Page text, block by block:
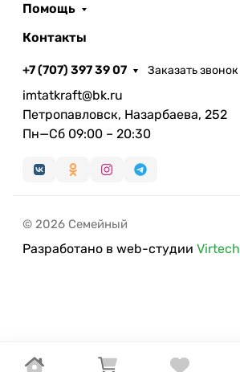
Помощь
Контакты
+7 (707) 397 39 07 Заказать звонок
imtatkraft@bk.ru
Петропавловск, Назарбаева, 252
Пн—Сб 09:00 – 20:30
© 2026 Семейный
Разработано в web-студии Virtech